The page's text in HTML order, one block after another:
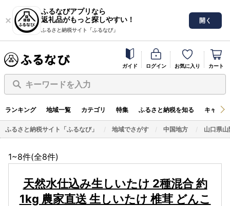
ふるなびアプリなら
返礼品がもっと探しやすい！
ふるさと納税サイト「ふるなび」
開く
ガイド ログイン お気に入り カート
キーワードを入力
ランキング 地域一覧 カテゴリ 特集 ふるさと納税を知る キャン
ふるさと納税サイト「ふるなび」 地域でさがす 中国地方 山口県
1~8件(全8件)
天然水仕込み生しいたけ 2種混合 約
1kg 農家直送 生しいたけ 椎茸 どんこ